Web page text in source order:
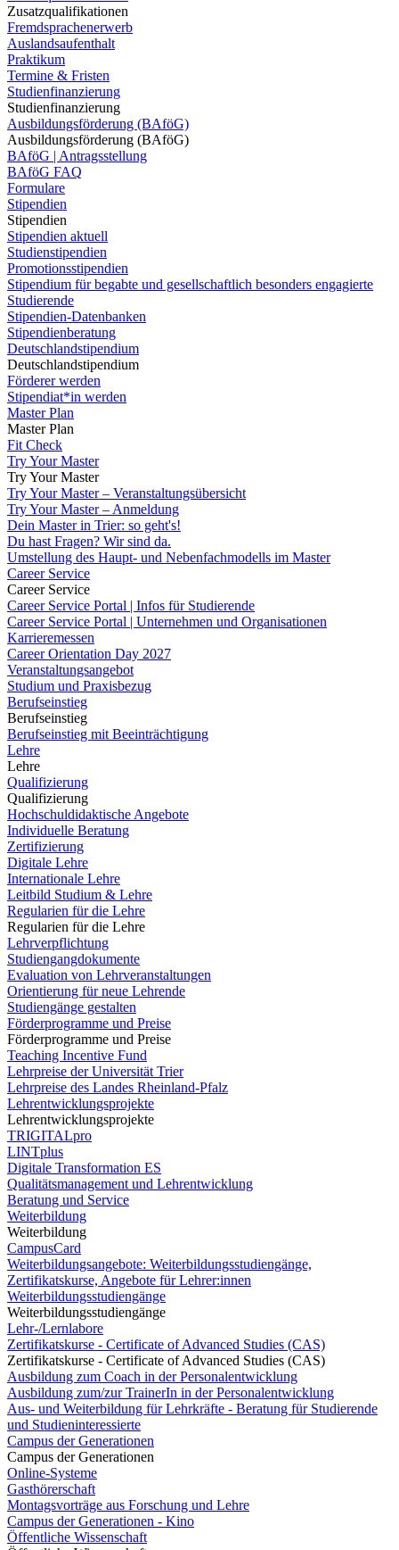
Zusatzqualifikationen
Fremdsprachenerwerb
Auslandsaufenthalt
Praktikum
Termine & Fristen
Studienfinanzierung
Studienfinanzierung
Ausbildungsförderung (BAföG)
Ausbildungsförderung (BAföG)
BAföG | Antragsstellung
BAföG FAQ
Formulare
Stipendien
Stipendien
Stipendien aktuell
Studienstipendien
Promotionsstipendien
Stipendium für begabte und gesellschaftlich besonders engagierte
Studierende
Stipendien-Datenbanken
Stipendienberatung
Deutschlandstipendium
Deutschlandstipendium
Förderer werden
Stipendiat*in werden
Master Plan
Master Plan
Fit Check
Try Your Master
Try Your Master
Try Your Master – Veranstaltungsübersicht
Try Your Master – Anmeldung
Dein Master in Trier: so geht's!
Du hast Fragen? Wir sind da.
Umstellung des Haupt- und Nebenfachmodells im Master
Career Service
Career Service
Career Service Portal | Infos für Studierende
Career Service Portal | Unternehmen und Organisationen
Karrieremessen
Career Orientation Day 2027
Veranstaltungsangebot
Studium und Praxisbezug
Berufseinstieg
Berufseinstieg
Berufseinstieg mit Beeinträchtigung
Lehre
Lehre
Qualifizierung
Qualifizierung
Hochschuldidaktische Angebote
Individuelle Beratung
Zertifizierung
Digitale Lehre
Internationale Lehre
Leitbild Studium & Lehre
Regularien für die Lehre
Regularien für die Lehre
Lehrverpflichtung
Studiengangdokumente
Evaluation von Lehrveranstaltungen
Orientierung für neue Lehrende
Studiengänge gestalten
Förderprogramme und Preise
Förderprogramme und Preise
Teaching Incentive Fund
Lehrpreise der Universität Trier
Lehrpreise des Landes Rheinland-Pfalz
Lehrentwicklungsprojekte
Lehrentwicklungsprojekte
TRIGITALpro
LINTplus
Digitale Transformation ES
Qualitätsmanagement und Lehrentwicklung
Beratung und Service
Weiterbildung
Weiterbildung
CampusCard
Weiterbildungsangebote: Weiterbildungsstudiengänge,
Zertifikatskurse, Angebote für Lehrer:innen
Weiterbildungsstudiengänge
Weiterbildungsstudiengänge
Lehr-/Lernlabore
Zertifikatskurse - Certificate of Advanced Studies (CAS)
Zertifikatskurse - Certificate of Advanced Studies (CAS)
Ausbildung zum Coach in der Personalentwicklung
Ausbildung zum/zur TrainerIn in der Personalentwicklung
Aus- und Weiterbildung für Lehrkräfte - Beratung für Studierende
und Studieninteressierte
Campus der Generationen
Campus der Generationen
Online-Systeme
Gasthörerschaft
Montagsvorträge aus Forschung und Lehre
Campus der Generationen - Kino
Öffentliche Wissenschaft